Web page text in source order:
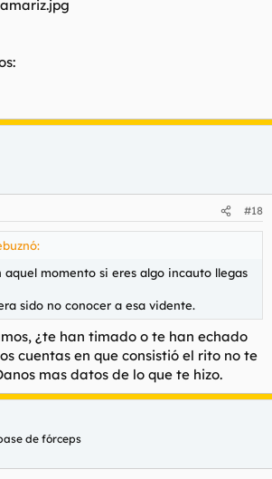
#18
aquel momento si eres algo incauto llegas
sido no conocer a esa vidente.
¿te han timado o te han echado
cuentas en que consistió el rito no te
mas datos de lo que te hizo.
de fórceps